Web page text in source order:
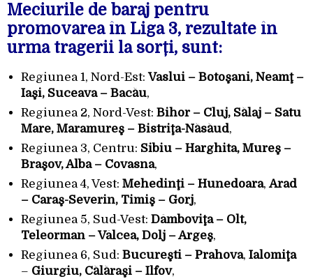
Meciurile de baraj pentru
promovarea în Liga 3, rezultate în
urma tragerii la sorți, sunt:
Regiunea 1, Nord-Est:Vaslui – Botoşani, Neamţ –
Iaşi, Suceava – Bacău,
Regiunea 2, Nord-Vest: Bihor – Cluj, Sălaj – Satu
Mare, Maramureş – Bistriţa-Năsăud,
Regiunea 3, Centru: Sibiu – Harghita, Mureş –
Braşov, Alba – Covasna,
Regiunea 4, Vest: Mehedinţi – Hunedoara,Arad
– Caraş-Severin, Timiş – Gorj,
Regiunea 5, Sud-Vest: Dâmboviţa – Olt,
Teleorman – Vâlcea, Dolj – Argeş,
Regiunea 6, Sud: Bucureşti – Prahova, Ialomiţa
– Giurgiu, Călăraşi – Ilfov,